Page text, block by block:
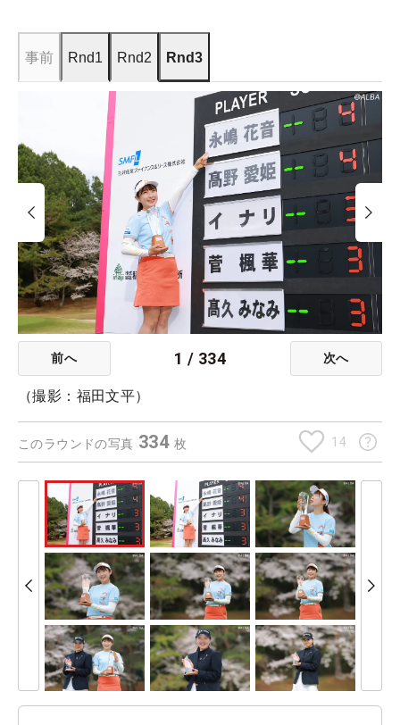
事前 Rnd1 Rnd2 Rnd3
前へ 1 / 334 次へ
（撮影：福田文平）
このラウンドの写真 334 枚 14